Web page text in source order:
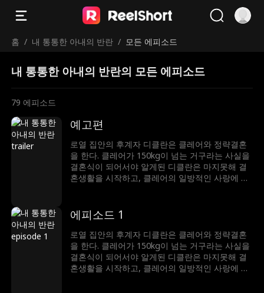
홈 / 내 통통한 아내의 반란 / 모든 에피소드
내 통통한 아내의 반란의 모든 에피소드
79 에피소드
예고편
로열 집안의 후계자 디클란은 클레어와 정략결혼
을 한다. 클레어가 150kg이 넘는 거구라는 사실을
결혼식이 되어서야 알게된 디클란은 마지못해 결
혼생활을 시작하고, 클레어의 일방적인 사랑에 스
해 지독한 다이어트 끝에 아름다운 모습으로 다시
디클란의 앞에 나타나게 된다. 디클란에게 집착하
는 빅토리아의 방해 공작에도 둘은 서로에 대한 오
해를 깨닫고 디클란의 비밀을 클레어가 알게 되면
서 서로에 대한 진심을 표현하게 된다.
에피소드 1
로열 집안의 후계자 디클란은 클레어와 정략결혼
을 한다. 클레어가 150kg이 넘는 거구라는 사실을
결혼식이 되어서야 알게된 디클란은 마지못해 결
혼생활을 시작하고, 클레어의 일방적인 사랑에 스